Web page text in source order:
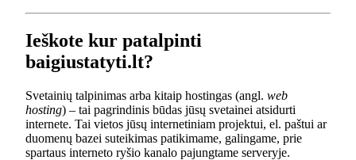
Ieškote kur patalpinti
baigiustatyti.lt?
Svetainių talpinimas arba kitaip hostingas (angl. web
hosting) – tai pagrindinis būdas jūsų svetainei atsidurti
internete. Tai vietos jūsų internetiniam projektui, el. paštui ar
duomenų bazei suteikimas patikimame, galingame, prie
spartaus interneto ryšio kanalo pajungtame serveryje.